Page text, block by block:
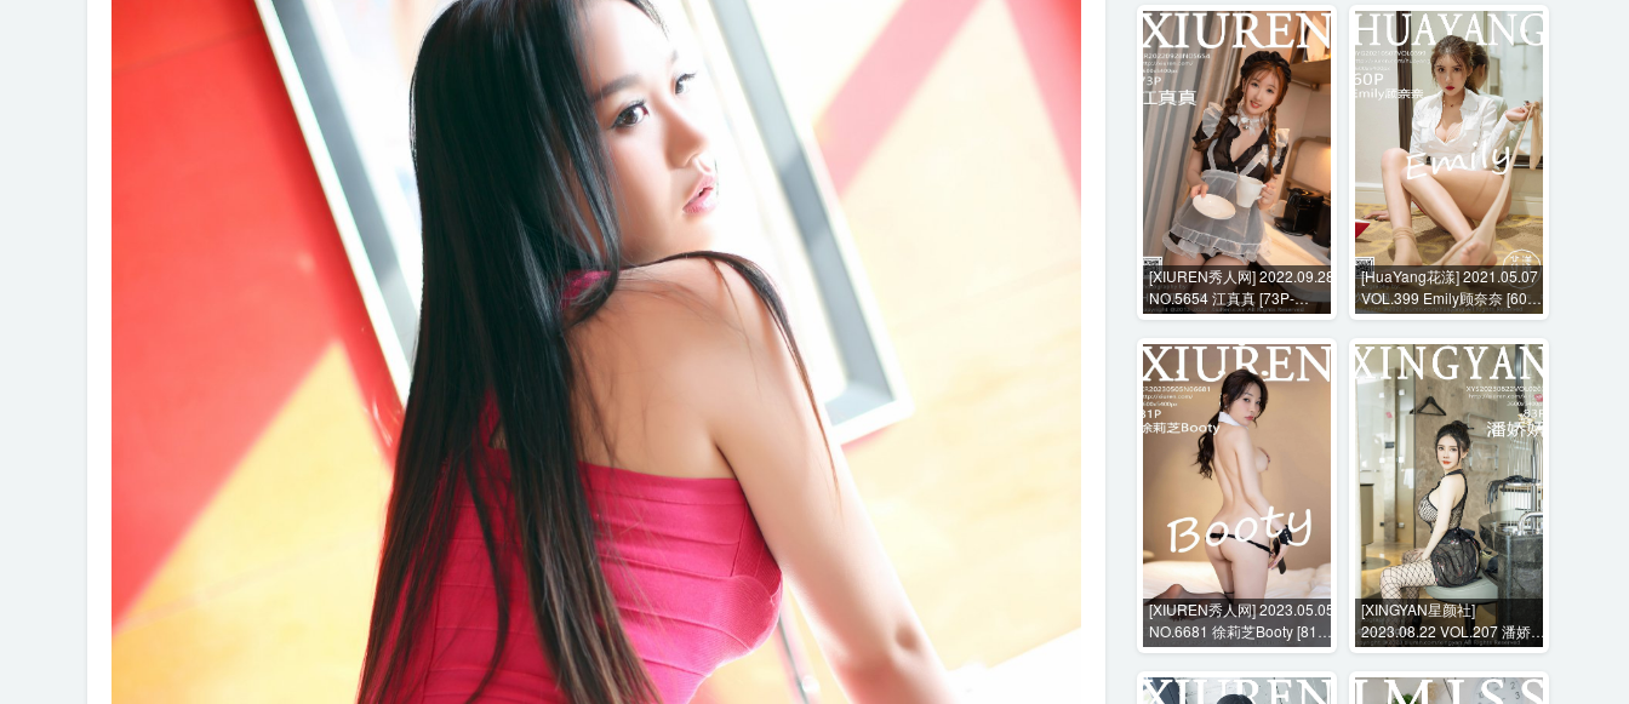
[XIUREN秀人网] 2022.09.28
NO.5654 江真真 [73P-
687MB]
[HuaYang花漾] 2021.05.07
VOL.399 Emily顾奈奈 [60P-
651MB]
[XIUREN秀人网] 2023.05.05
NO.6681 徐莉芝Booty [81P-
641MB]
[XINGYAN星颜社]
2023.08.22 VOL.207 潘娇娇
[83P-1110MB]